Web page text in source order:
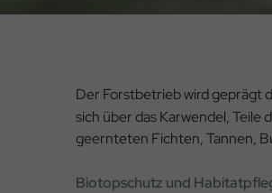
Der Forstbetrieb wird geprägt
sich über das Karwendel, Teile
geernteten Fichten, Tannen,
Biotopschutz und